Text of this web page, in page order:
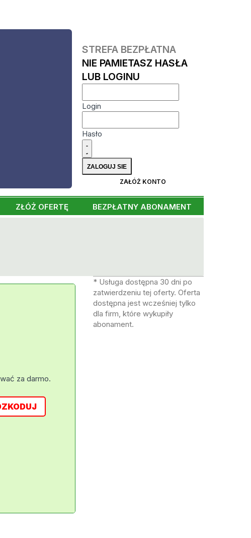
STREFA BEZPŁATNA
NIE PAMIETASZ HASŁA
LUB LOGINU
Login
Hasło
ZAŁÓŻ KONTO
ZŁÓŻ OFERTĘ BEZPŁATNY ABONAMENT
za darmo.
* Usługa dostępna 30 dni po
zatwierdzeniu tej oferty. Oferta
dostępna jest wcześniej tylko
dla firm, które wykupiły
abonament.